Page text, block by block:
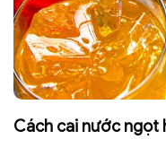
Cách cai nước ngọt